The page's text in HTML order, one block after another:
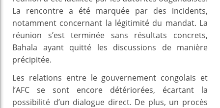
La rencontre a été marquée par des incidents,
notamment concernant la légitimité du mandat. La
réunion s’est terminée sans résultats concrets,
Bahala ayant quitté les discussions de manière
précipitée.
Les relations entre le gouvernement congolais et
l’AFC se sont encore détériorées, écartant la
possibilité d’un dialogue direct. De plus, un procès